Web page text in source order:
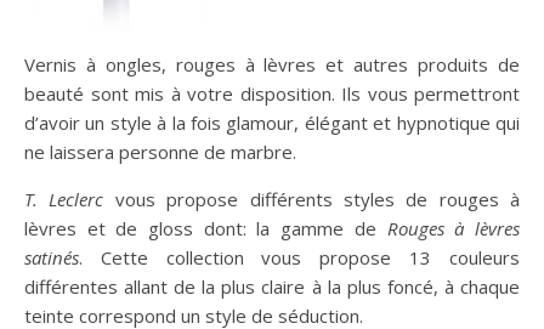
Vernis à ongles, rouges à lèvres et autres produits de
beauté sont mis à votre disposition. Ils vous permettront
d’avoir un style à la fois glamour, élégant et hypnotique qui
ne laissera personne de marbre.
T. Leclerc vous propose différents styles de rouges à
lèvres et de gloss dont: la gamme de Rouges à lèvres
satinés. Cette collection vous propose 13 couleurs
différentes allant de la plus claire à la plus foncé, à chaque
teinte correspond un style de séduction.